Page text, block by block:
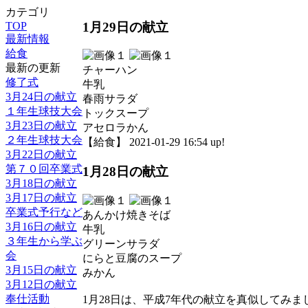
カテゴリ
TOP
最新情報
給食
最新の更新
修了式
3月24日の献立
１年生球技大会
3月23日の献立
２年生球技大会
3月22日の献立
第７０回卒業式
3月18日の献立
3月17日の献立
卒業式予行など
3月16日の献立
３年生から学ぶ
会
3月15日の献立
3月12日の献立
奉仕活動
1月29日の献立
チャーハン
牛乳
春雨サラダ
トックスープ
アセロラかん
【給食】 2021-01-29 16:54 up!
1月28日の献立
あんかけ焼きそば
牛乳
グリーンサラダ
にらと豆腐のスープ
みかん
1月28日は、平成7年代の献立を真似してみま